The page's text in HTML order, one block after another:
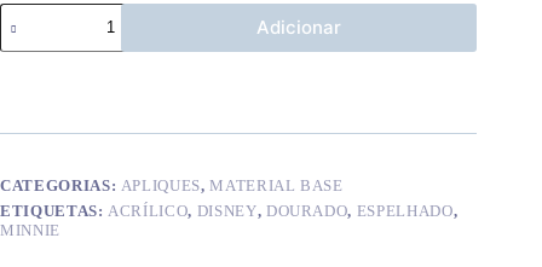
Quantidade
de
Aplique
Adicionar
CATEGORIAS: APLIQUES,MATERIAL BASE
ETIQUETAS: ACRÍLICO, DISNEY, DOURADO, ESPELHADO,
MINNIE